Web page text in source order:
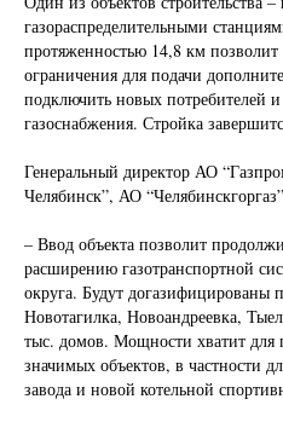
газораспределительными
протяженностью 14,8 км позволит
ограничения для подачи
подключить новых потребителей
газоснабжения. Стройка
Генеральный директор АО
Челябинск”, АО
– Ввод объекта позволит
расширению газотранспортной
округа. Будут догазифицированы
Новотагилка, Новоандреевка,
тыс. домов. Мощности хватит
значимых объектов, в частности
завода и новой котельной